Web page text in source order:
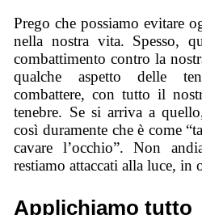
Prego che possiamo evitare
nella nostra vita. Spesso,
combattimento contro la
qualche aspetto delle
combattere, con tutto il
tenebre. Se si arriva a
così duramente che è come
cavare l’occhio”. Non
restiamo attaccati alla luce, in
Applichiamo tutto